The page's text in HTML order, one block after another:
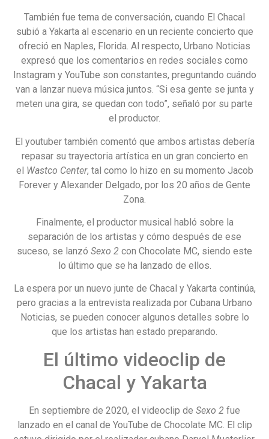
También fue tema de conversación, cuando El Chacal
subió a Yakarta al escenario en un reciente concierto que
ofreció en Naples, Florida. Al respecto, Urbano Noticias
expresó que los comentarios en redes sociales como
Instagram y YouTube son constantes, preguntando cuándo
van a lanzar nueva música juntos. “Si esa gente se junta y
meten una gira, se quedan con todo”, señaló por su parte
el productor.
El youtuber también comentó que ambos artistas debería
repasar su trayectoria artística en un gran concierto en
el Wastco Center, tal como lo hizo en su momento Jacob
Forever y Alexander Delgado, por los 20 años de Gente
Zona.
Finalmente, el productor musical habló sobre la
separación de los artistas y cómo después de ese
suceso, se lanzó Sexo 2 con Chocolate MC, siendo este
lo último que se ha lanzado de ellos.
La espera por un nuevo junte de Chacal y Yakarta continúa,
pero gracias a la entrevista realizada por Cubana Urbano
Noticias, se pueden conocer algunos detalles sobre lo
que los artistas han estado preparando.
El último videoclip de
Chacal y Yakarta
En septiembre de 2020, el videoclip de Sexo 2 fue
lanzado en el canal de YouTube de Chocolate MC. El clip